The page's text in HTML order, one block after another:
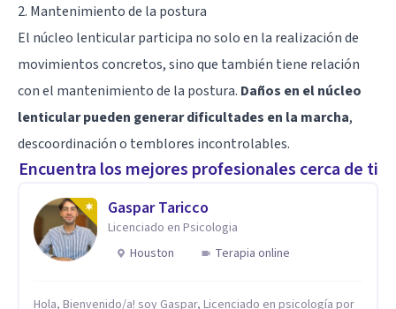
2. Mantenimiento de la postura
El núcleo lenticular participa no solo en la realización de
movimientos concretos, sino que también tiene relación
con el mantenimiento de la postura. Daños en el núcleo
lenticular pueden generar dificultades en la marcha,
descoordinación o temblores incontrolables.
Encuentra los mejores profesionales cerca de ti
Gaspar Taricco
Licenciado en Psicologia
Houston
Terapia online
Hola, Bienvenido/a! soy Gaspar, Licenciado en psicología por